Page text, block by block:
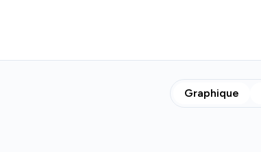
Graphique